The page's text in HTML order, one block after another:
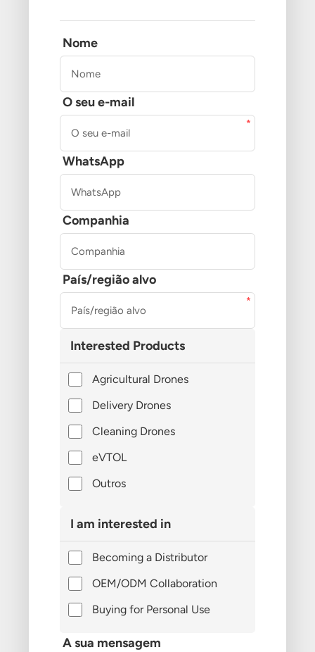
Nome
O seu e-mail
WhatsApp
Companhia
País/região alvo
Interested Products
Agricultural Drones
Delivery Drones
Cleaning Drones
eVTOL
Outros
I am interested in
Becoming a Distributor
OEM/ODM Collaboration
Buying for Personal Use
A sua mensagem